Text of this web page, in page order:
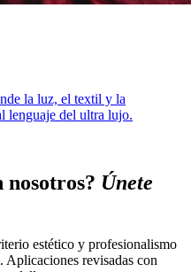
la luz, el textil y la
lenguaje del ultra lujo.
Únete
estético y profesionalismo
Aplicaciones revisadas con